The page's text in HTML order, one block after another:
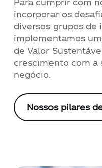
incorporar os
diversos grupos de
implementamos
de Valor
crescimento com a
negócio.
Nossos pilares